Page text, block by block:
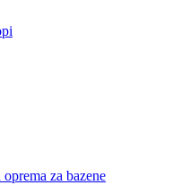
za bazene